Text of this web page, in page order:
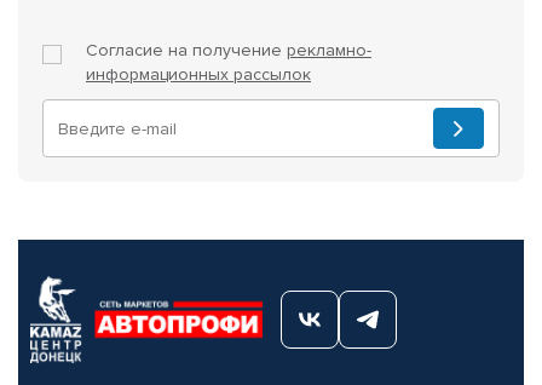
Согласие на получение рекламно-
информационных рассылок